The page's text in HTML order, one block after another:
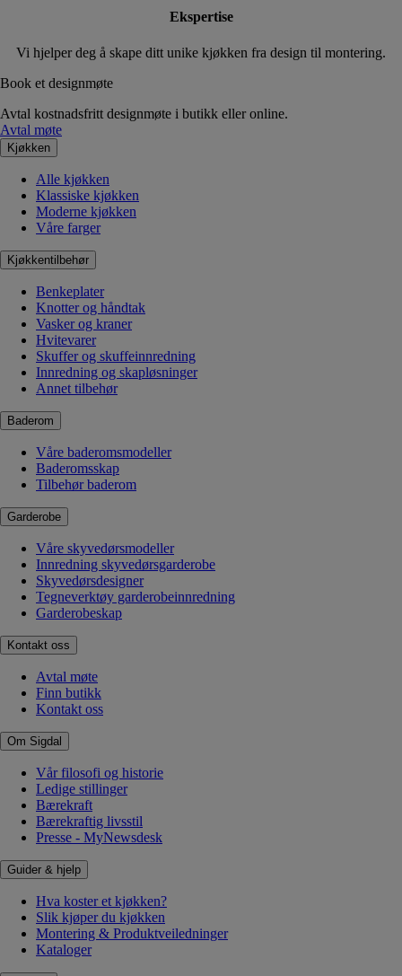
Ekspertise
Vi hjelper deg å skape ditt unike kjøkken fra design til montering.
Book et designmøte
Avtal kostnadsfritt designmøte i butikk eller online.
Avtal møte
Kjøkken
Alle kjøkken
Klassiske kjøkken
Moderne kjøkken
Våre farger
Kjøkkentilbehør
Benkeplater
Knotter og håndtak
Vasker og kraner
Hvitevarer
Skuffer og skuffeinnredning
Innredning og skapløsninger
Annet tilbehør
Baderom
Våre baderomsmodeller
Baderomsskap
Tilbehør baderom
Garderobe
Våre skyvedørsmodeller
Innredning skyvedørsgarderobe
Skyvedørsdesigner
Tegneverktøy garderobeinnredning
Garderobeskap
Kontakt oss
Avtal møte
Finn butikk
Kontakt oss
Om Sigdal
Vår filosofi og historie
Ledige stillinger
Bærekraft
Bærekraftig livsstil
Presse - MyNewsdesk
Guider & hjelp
Hva koster et kjøkken?
Slik kjøper du kjøkken
Montering & Produktveiledninger
Kataloger